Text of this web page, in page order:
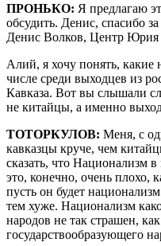
ПРОНЬКО: Я предлагаю
обсудить. Денис, спасибо
Денис Волков, Центр Юрия
Алий, я хочу понять, какие
числе среди выходцев из
Кавказа. Вот вы слышали
не китайцы, а именно
ТОТОРКУЛОВ: Меня, с
кавказцы круче, чем
сказать, что Национализм
это, конечно, очень плохо,
пусть он будет
тем хуже. Национализм
народов не так страшен,
государствообразующего